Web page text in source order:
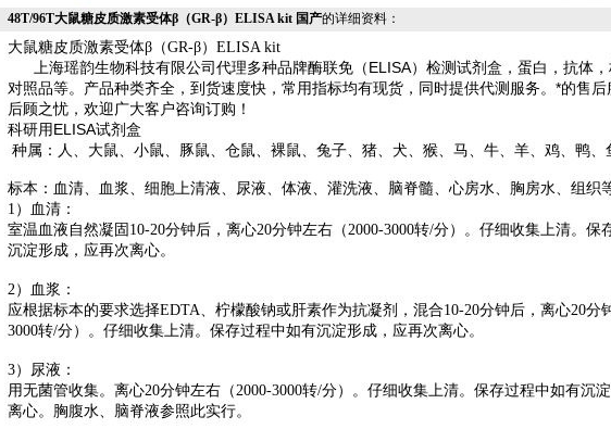
48T/96T大鼠糖皮质激素受体β（GR-β）ELISA kit 国产的详细资料：
大鼠糖皮质激素受体β（GR-β）ELISA kit
上海瑶韵生物科技有限公司代理多种品牌酶联免（ELISA）检测试剂盒，蛋白，抗体
对照品等。产品种类齐全，到货速度快，常用指标均有现货，同时提供代测服务。*的售后
后顾之忧，欢迎广大客户咨询订购！
科研用ELISA试剂盒
种属：人、大鼠、小鼠、豚鼠、仓鼠、裸鼠、兔子、猪、犬、猴、马、牛、羊、鸡、鸭、
标本：血清、血浆、细胞上清液、尿液、体液、灌洗液、脑脊髓、心房水、胸房水、组织等
1）血清：
室温血液自然凝固10-20分钟后，离心20分钟左右（2000-3000转/分）。仔细收集上清。保
沉淀形成，应再次离心。
2）血浆：
应根据标本的要求选择EDTA、柠檬酸钠或肝素作为抗凝剂，混合10-20分钟后，离心20分
3000转/分）。仔细收集上清。保存过程中如有沉淀形成，应再次离心。
3）尿液：
用无菌管收集。离心20分钟左右（2000-3000转/分）。仔细收集上清。保存过程中如有沉
离心。胸腹水、脑脊液参照此实行。